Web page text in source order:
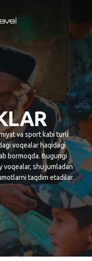
va sport kabi turli
voqealar haqidagi
bormoqda. Bugungi
shu jumladan
taqdim etadilar.